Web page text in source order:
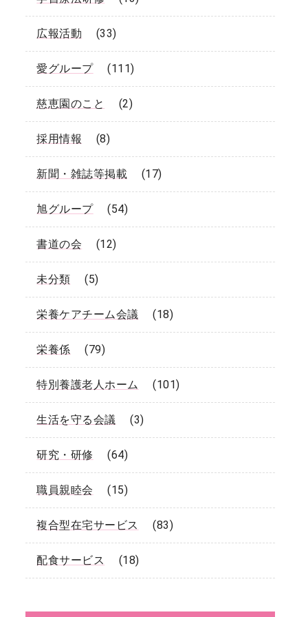
広報活動 (33)
愛グループ (111)
慈恵園のこと (2)
採用情報 (8)
新聞・雑誌等掲載 (17)
旭グループ (54)
書道の会 (12)
未分類 (5)
栄養ケアチーム会議 (18)
栄養係 (79)
特別養護老人ホーム (101)
生活を守る会議 (3)
研究・研修 (64)
職員親睦会 (15)
複合型在宅サービス (83)
配食サービス (18)